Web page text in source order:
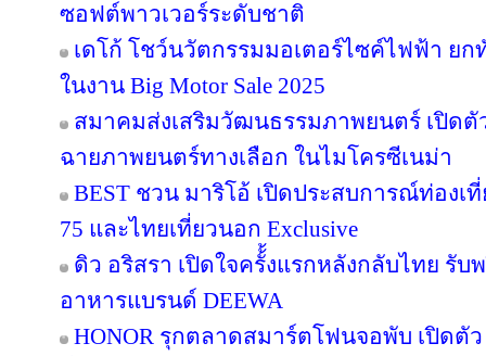
ซอฟต์พาวเวอร์ระดับชาติ
เดโก้ โชว์นวัตกรรมมอเตอร์ไซค์ไฟฟ้า ยก
ในงาน Big Motor Sale 2025
สมาคมส่งเสริมวัฒนธรรมภาพยนตร์ เปิดตั
ฉายภาพยนตร์ทางเลือก ในไมโครซีเนม่า
BEST ชวน มาริโอ้ เปิดประสบการณ์ท่องเ
75 และไทยเที่ยวนอก Exclusive
ดิว อริสรา เปิดใจครั้้งแรกหลังกลับไทย รั
อาหารแบรนด์ DEEWA
HONOR รุกตลาดสมาร์ตโฟนจอพับ เปิดตัว